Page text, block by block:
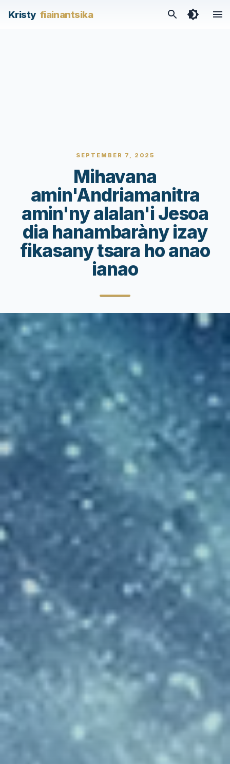
Kristy fiainantsika
SEPTEMBER 7, 2025
Mihavana
amin'Andriamanitra
amin'ny alalan'i Jesoa
dia hanambaràny izay
fikasany tsara ho anao
ianao